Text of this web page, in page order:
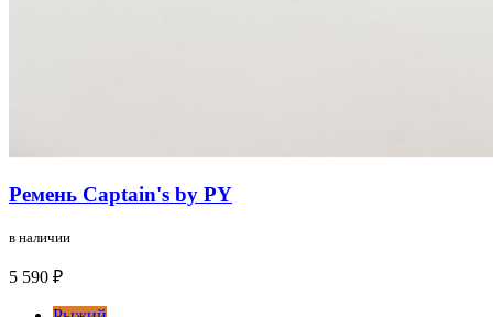
Ремень Captain's by PY
в наличии
5 590 ₽